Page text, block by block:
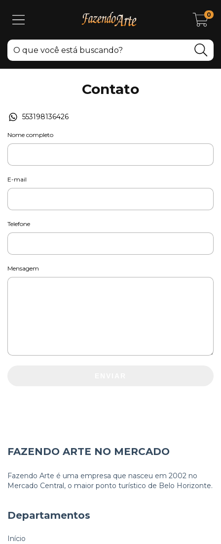
0
Contato
553198136426
Nome completo
E-mail
Telefone
Mensagem
FAZENDO ARTE NO MERCADO
Fazendo Arte é uma empresa que nasceu em 2002 no
Mercado Central, o maior ponto turístico de Belo Horizonte.
Departamentos
Início